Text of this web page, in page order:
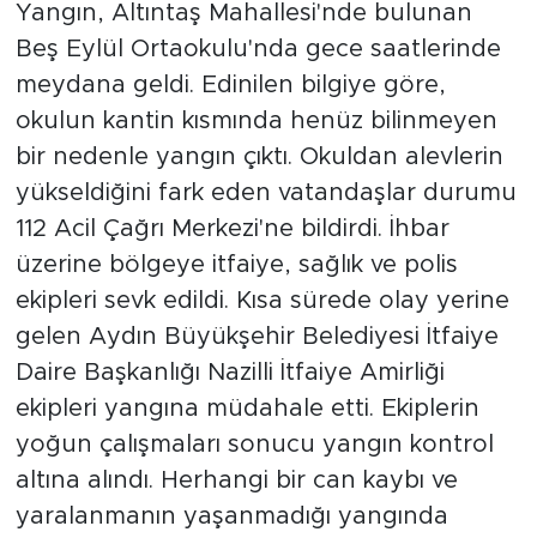
Yangın, Altıntaş Mahallesi'nde bulunan
Beş Eylül Ortaokulu'nda gece saatlerinde
meydana geldi. Edinilen bilgiye göre,
okulun kantin kısmında henüz bilinmeyen
bir nedenle yangın çıktı. Okuldan alevlerin
yükseldiğini fark eden vatandaşlar durumu
112 Acil Çağrı Merkezi'ne bildirdi. İhbar
üzerine bölgeye itfaiye, sağlık ve polis
ekipleri sevk edildi. Kısa sürede olay yerine
gelen Aydın Büyükşehir Belediyesi İtfaiye
Daire Başkanlığı Nazilli İtfaiye Amirliği
ekipleri yangına müdahale etti. Ekiplerin
yoğun çalışmaları sonucu yangın kontrol
altına alındı. Herhangi bir can kaybı ve
yaralanmanın yaşanmadığı yangında